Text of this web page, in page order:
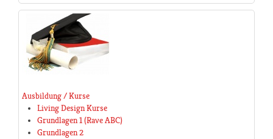
Ausbildung / Kurse
Living Design Kurse
Grundlagen 1 (Rave ABC)
Grundlagen 2